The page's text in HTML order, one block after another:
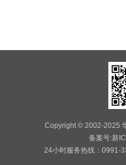
Copyright © 2002-2025
备案号:新
24小时服务热线：0991-